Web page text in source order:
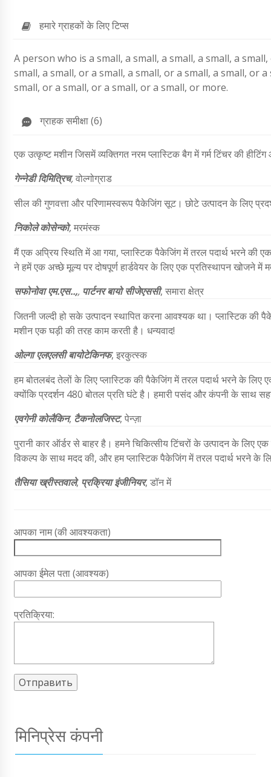
हमारे ग्राहकों के लिए टिप्स
A person who is a small, a small, a small, a small, a
small, a small, or a small, a small, or a small, a small, or
small, or a small, or a small, or a small, or more.
ग्राहक समीक्षा (6)
एक उत्कृष्ट मशीन जिसमें व्यक्तिगत नरम प्लास्टिक बैग में गर्म टिंचर की
गेन्नेडी दिमित्रिच,वोल्गोग्राड
सील की गुणवत्ता और परिणामस्वरूप पैकेजिंग सूट। छोटे उत्पादन के लिए
निकोले कोसेन्को,मरमंस्क
मैं एक अप्रिय स्थिति में आ गया, प्लास्टिक पैकेजिंग में तरल पदार्थ भरने की
ने हमें एक अच्छे मूल्य पर दोषपूर्ण हार्डवेयर के लिए एक प्रतिस्थापन खोजने में
सफोनोवा एम.एस..,, पार्टनर बायो सीजेएससी, समारा क्षेत्र
जितनी जल्दी हो सके उत्पादन स्थापित करना आवश्यक था। प्लास्टिक
मशीन एक घड़ी की तरह काम करती है। धन्यवाद!
ओल्गाएलएलसी बायोटेकिनफ, इरकुत्स्क
हम बोतलबंद तेलों के लिए प्लास्टिक की पैकेजिंग में तरल पदार्थ भरने के
क्योंकि प्रदर्शन 480 बोतल प्रति घंटे है। हमारी पसंद और कंपनी के साथ
एवगेनी कोलैकिन, टैकनोलजिस्ट, पेन्ज़ा
पुरानी कार ऑर्डर से बाहर है। हमने चिकित्सीय टिंचरों के उत्पादन के
विकल्प के साथ मदद की, और हम प्लास्टिक पैकेजिंग में तरल पदार्थ भरने के
तैसिया ख्रीस्तवाले, प्रक्रिया इंजीनियर, डॉन में
आपका नाम (की आवश्यकता)
आपका ईमेल पता (आवश्यक)
प्रतिक्रिया:
मिनिप्रेस कंपनी